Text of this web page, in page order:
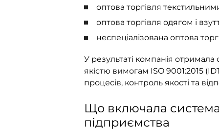
оптова торгівля
оптова торгівля одягом і
неспеціалізована оптова
У результаті компанія отримала
якістю вимогам ISO 9001:2015
процесів, контроль якості та
Що включала
підприємства